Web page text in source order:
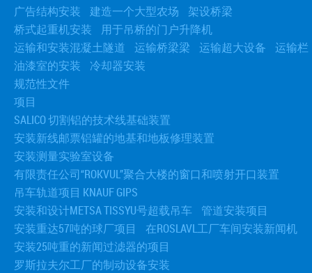
广告结构安装
建造一个大型农场
架设桥梁
桥式起重机安装
用于吊桥的门户升降机
运输和安装混凝土隧道
运输桥梁梁 运输超大设备
运输栏
油漆室的安装
冷却器安装
规范性文件
项目
SALICO 切割铝的技术线基础装置
安装新线邮票铝罐的地基和地板修理装置
安装测量实验室设备
有限责任公司“ROKVUL”聚合大楼的窗口和喷射开口装置
吊车轨道项目 KNAUF GIPS
安装和设计METSA TISSYU号超载吊车
管道安装项目
安装重达57吨的球厂项目
在ROSLAVL工厂车间安装新闻机
安装25吨重的新闻过滤器的项目
罗斯拉夫尔工厂的制动设备安装